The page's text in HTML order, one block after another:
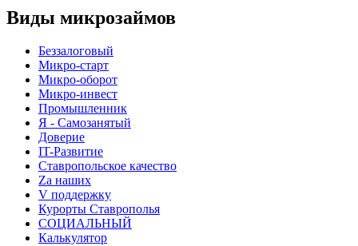
Виды микрозаймов
Беззалоговый
Микро-старт
Микро-оборот
Микро-инвест
Промышленник
Я - Самозанятый
Доверие
IT-Развитие
Ставропольское качество
Za наших
V поддержку
Курорты Ставрополья
СОЦИАЛЬНЫЙ
Калькулятор